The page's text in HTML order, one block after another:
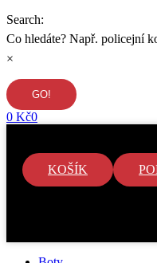
Search:
Co hledáte? Např. policejní
×
0 Kč0
KOŠÍK